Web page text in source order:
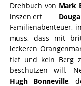
Drehbuch von Mark
inszeniert
Familienabenteuer,
muss, dass mit
leckeren
tief und kein Berg
beschützen will.
Hugh Bonneville,